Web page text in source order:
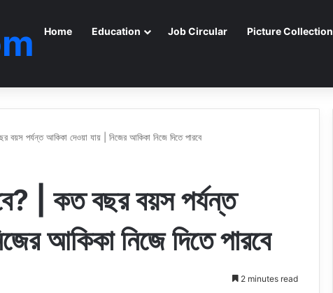
Home Education Job Circular Picture Collection
পর্যন্ত আকিকা দেওয়া যায় | নিজের আকিকা নিজে দিতে পারবে
| কত বছর বয়স পর্যন্ত
আকিকা নিজে দিতে পারবে
2 minutes read